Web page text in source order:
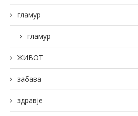
гламур
гламур
ЖИВОТ
забава
здравје